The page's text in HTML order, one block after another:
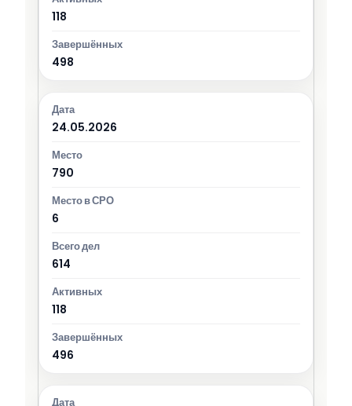
118
498
24.05.2026
790
6
614
118
496